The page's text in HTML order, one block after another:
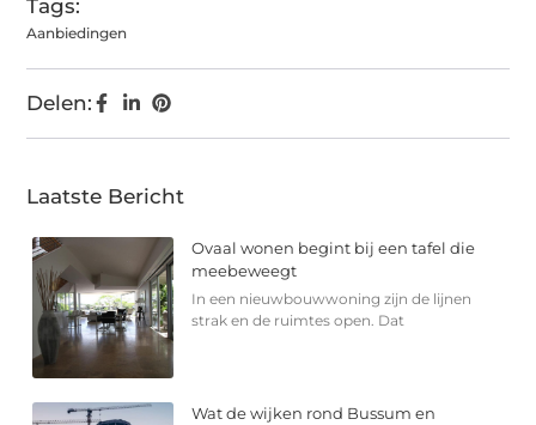
Tags:
Aanbiedingen
Delen:
Laatste Bericht
Ovaal wonen begint bij een tafel die
meebeweegt
In een nieuwbouwwoning zijn de lijnen
strak en de ruimtes open. Dat
Wat de wijken rond Bussum en